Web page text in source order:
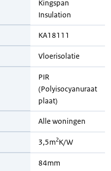
Kingspan
Insulation
KA18111
Vloerisolatie
PIR
(Polyisocyanuraat
plaat)
Alle woningen
3,5m2K/W
84mm